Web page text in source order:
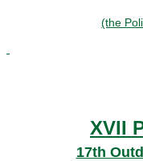
(the
XVII
17th